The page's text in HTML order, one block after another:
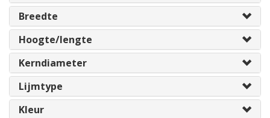
Breedte
Hoogte/lengte
Kerndiameter
Lijmtype
Kleur